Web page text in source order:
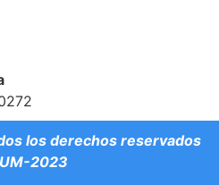
los derechos reservados
2023